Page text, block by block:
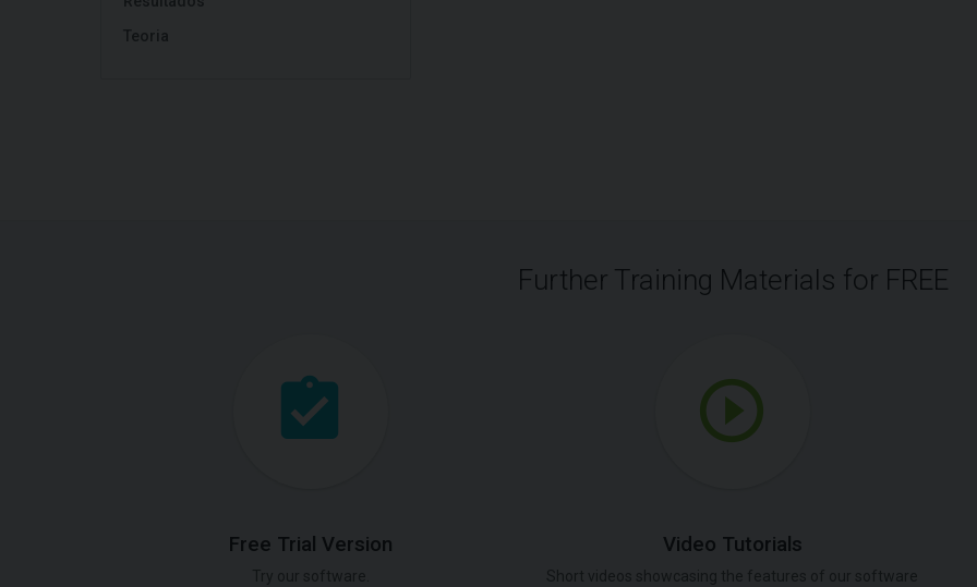
Teoria
Further Training Materials for FREE
Free Trial Version Video Tutorials